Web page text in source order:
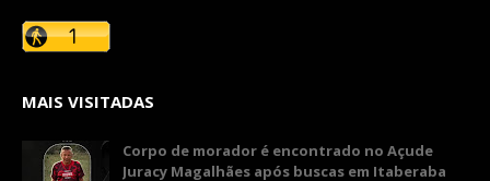
MAIS VISITADAS
Corpo de morador é encontrado no Açude
Juracy Magalhães após buscas em Itaberaba